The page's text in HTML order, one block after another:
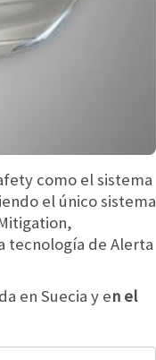
como el sistema
el único sistema
tecnología de Alerta
en Suecia y en el